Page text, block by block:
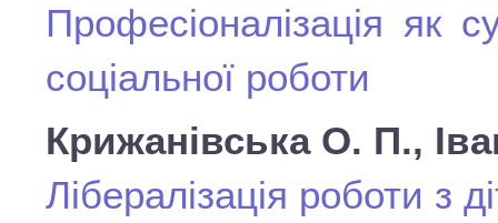
Професіоналізація як
соціальної роботи
Крижанівська О. П.,
Лібералізація роботи з